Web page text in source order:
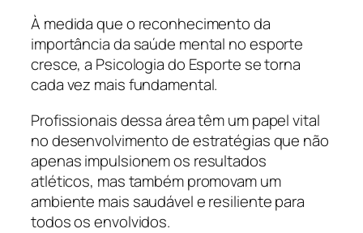
À medida que o reconhecimento da
importância da saúde mental no esporte
cresce, a Psicologia do Esporte se torna
cada vez mais fundamental.
Profissionais dessa área têm um papel vital
no desenvolvimento de estratégias que não
apenas impulsionem os resultados
atléticos, mas também promovam um
ambiente mais saudável e resiliente para
todos os envolvidos.